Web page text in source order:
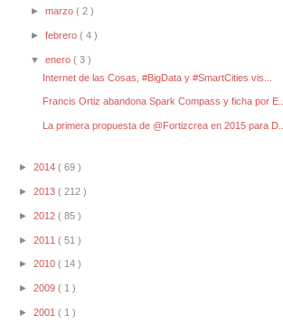
►marzo( 2 )
►febrero( 4 )
▼enero( 3 )
Internet de las Cosas, #BigData y #SmartCities vis...
Francis Ortiz abandona Spark Compass y ficha por E...
La primera propuesta de @Fortizcrea en 2015 para D...
► 2014 ( 69 )
► 2013 ( 212 )
► 2012 ( 85 )
► 2011 ( 51 )
► 2010 ( 14 )
► 2009 ( 1 )
► 2001 ( 1 )